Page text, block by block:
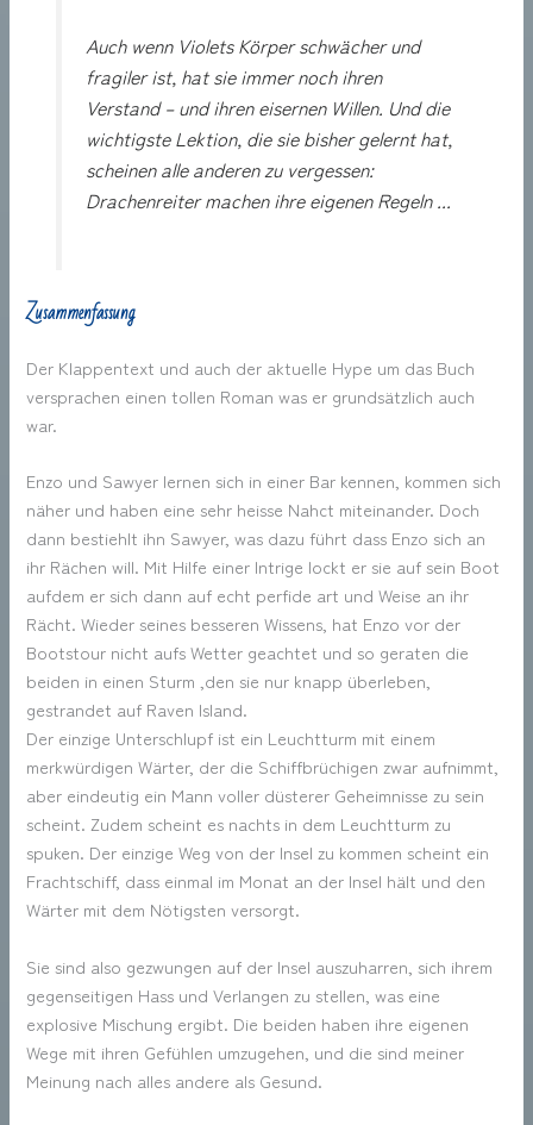
Auch wenn Violets Körper schwächer und
fragiler ist, hat sie immer noch ihren
Verstand – und ihren eisernen Willen. Und die
wichtigste Lektion, die sie bisher gelernt hat,
scheinen alle anderen zu vergessen:
Drachenreiter machen ihre eigenen Regeln ...
Zusammenfassung
Der Klappentext und auch der aktuelle Hype um das Buch
versprachen einen tollen Roman was er grundsätzlich auch
war.
Enzo und Sawyer lernen sich in einer Bar kennen, kommen sich
näher und haben eine sehr heisse Nahct miteinander. Doch
dann bestiehlt ihn Sawyer, was dazu führt dass Enzo sich an
ihr Rächen will. Mit Hilfe einer Intrige lockt er sie auf sein Boot
aufdem er sich dann auf echt perfide art und Weise an ihr
Rächt. Wieder seines besseren Wissens, hat Enzo vor der
Bootstour nicht aufs Wetter geachtet und so geraten die
beiden in einen Sturm ,den sie nur knapp überleben,
gestrandet auf Raven Island.
Der einzige Unterschlupf ist ein Leuchtturm mit einem
merkwürdigen Wärter, der die Schiffbrüchigen zwar aufnimmt,
aber eindeutig ein Mann voller düsterer Geheimnisse zu sein
scheint. Zudem scheint es nachts in dem Leuchtturm zu
spuken. Der einzige Weg von der Insel zu kommen scheint ein
Frachtschiff, dass einmal im Monat an der Insel hält und den
Wärter mit dem Nötigsten versorgt.
Sie sind also gezwungen auf der Insel auszuharren, sich ihrem
gegenseitigen Hass und Verlangen zu stellen, was eine
explosive Mischung ergibt. Die beiden haben ihre eigenen
Wege mit ihren Gefühlen umzugehen, und die sind meiner
Meinung nach alles andere als Gesund.